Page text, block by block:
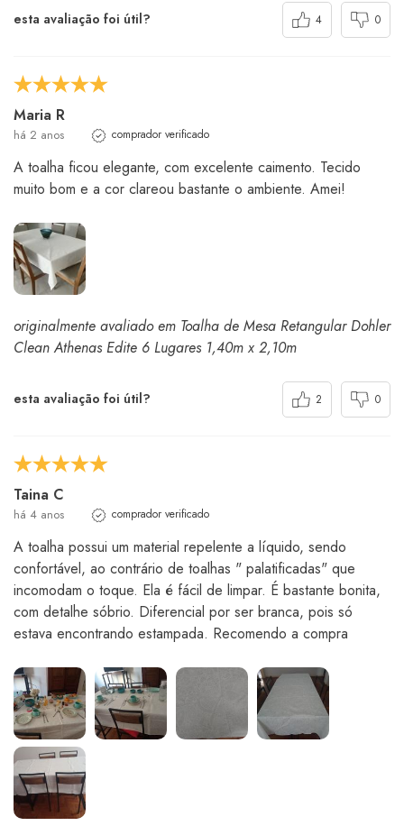
esta avaliação foi útil? 4 0
Maria R
há 2 anos comprador verificado
A toalha ficou elegante, com excelente caimento. Tecido
muito bom e a cor clareou bastante o ambiente. Amei!
originalmente avaliado em Toalha de Mesa Retangular Dohler
Clean Athenas Edite 6 Lugares 1,40m x 2,10m
esta avaliação foi útil? 2 0
Taina C
há 4 anos comprador verificado
A toalha possui um material repelente a líquido, sendo
confortável, ao contrário de toalhas " palatificadas" que
incomodam o toque. Ela é fácil de limpar. É bastante bonita,
com detalhe sóbrio. Diferencial por ser branca, pois só
estava encontrando estampada. Recomendo a compra